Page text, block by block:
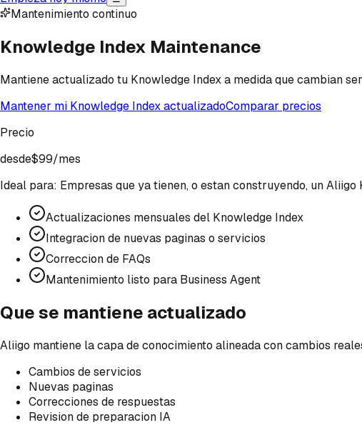
Mantenimiento continuo
Knowledge Index Maintenance
Mantiene actualizado tu Knowledge Index a medida que cambian
Mantener mi Knowledge Index actualizadoComparar precios
Precio
desde$99/mes
Ideal para: Empresas que ya tienen, o estan construyendo, un
Actualizaciones mensuales del Knowledge Index
Integracion de nuevas paginas o servicios
Correccion de FAQs
Mantenimiento listo para Business Agent
Que se mantiene actualizado
Aliigo mantiene la capa de conocimiento alineada con cambios
Cambios de servicios
Nuevas paginas
Correcciones de respuestas
Revision de preparacion IA